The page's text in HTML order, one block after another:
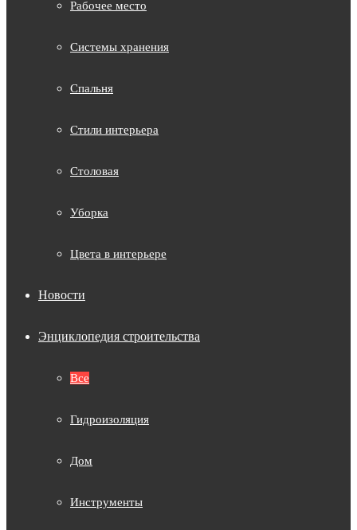
Рабочее место
Системы хранения
Спальня
Стили интерьера
Столовая
Уборка
Цвета в интерьере
Новости
Энциклопедия строительства
Все
Гидроизоляция
Дом
Инструменты